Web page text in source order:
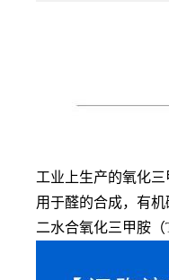
工业上生产的氧化三
用于醛的合成，有
二水合氧化三甲胺（